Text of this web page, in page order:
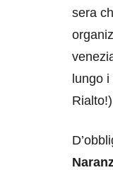
sera
lungo